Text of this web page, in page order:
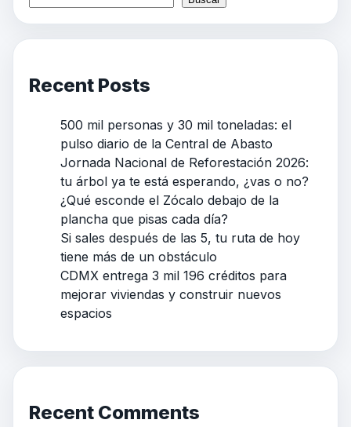
Recent Posts
500 mil personas y 30 mil toneladas: el
pulso diario de la Central de Abasto
Jornada Nacional de Reforestación 2026:
tu árbol ya te está esperando, ¿vas o no?
¿Qué esconde el Zócalo debajo de la
plancha que pisas cada día?
Si sales después de las 5, tu ruta de hoy
tiene más de un obstáculo
CDMX entrega 3 mil 196 créditos para
mejorar viviendas y construir nuevos
espacios
Recent Comments